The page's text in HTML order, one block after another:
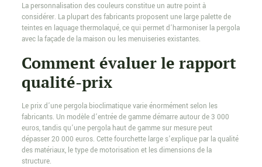
La personnalisation des couleurs constitue un autre point à
considérer. La plupart des fabricants proposent une large palette de
teintes en laquage thermolaqué, ce qui permet d’harmoniser la pergola
avec la façade de la maison ou les menuiseries existantes.
Comment évaluer le rapport
qualité-prix
Le prix d’une pergola bioclimatique varie énormément selon les
fabricants. Un modèle d’entrée de gamme démarre autour de 3 000
euros, tandis qu’une pergola haut de gamme sur mesure peut
dépasser 20 000 euros. Cette fourchette large s’explique par la qualité
des matériaux, le type de motorisation et les dimensions de la
structure.